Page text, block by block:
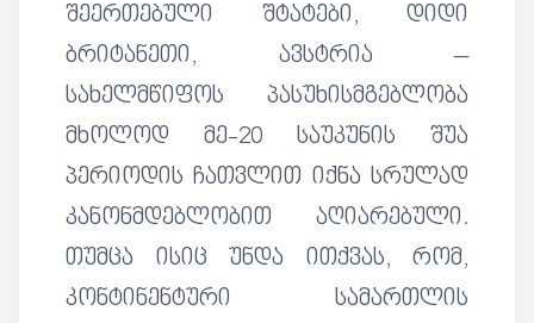
შეერთებული შტატები, დიდი
ბრიტანეთი, ავსტრია –
სახელმწიფოს პასუხისმგებლობა
მხოლოდ მე-20 საუკუნის შუა
პერიოდის ჩათვლით იქნა სრულად
კანონმდებლობით აღიარებული.
თუმცა ისიც უნდა ითქვას, რომ,
კონტინენტური სამართლის